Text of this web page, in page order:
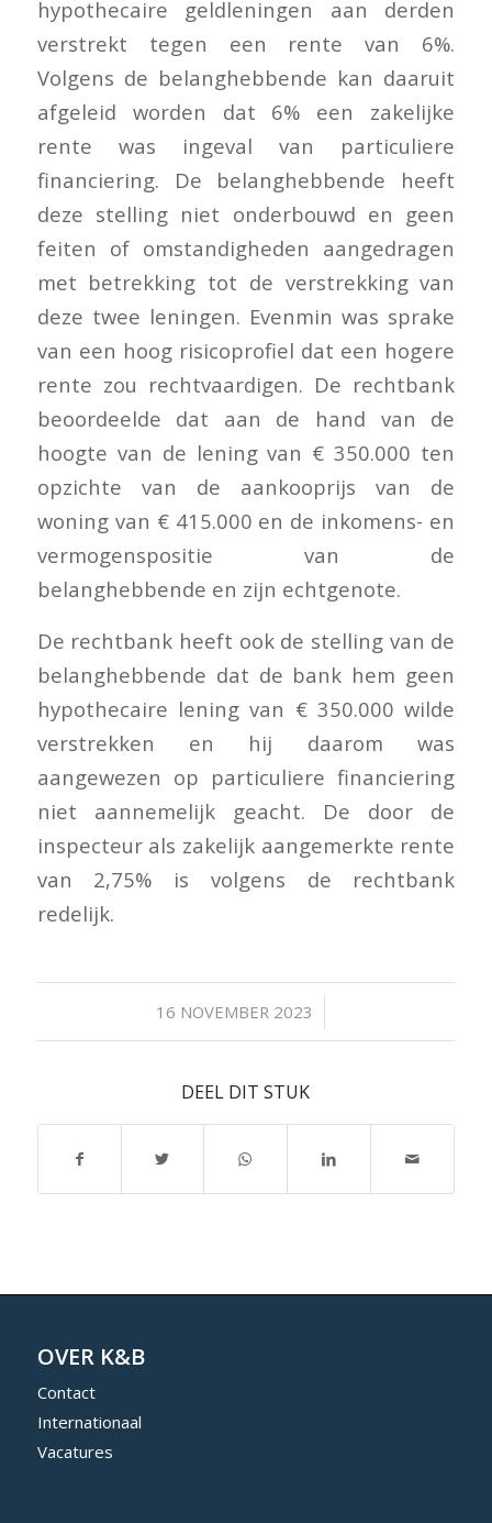
hypothecaire geldleningen aan derden
verstrekt tegen een rente van 6%.
Volgens de belanghebbende kan daaruit
afgeleid worden dat 6% een zakelijke
rente was ingeval van particuliere
financiering. De belanghebbende heeft
deze stelling niet onderbouwd en geen
feiten of omstandigheden aangedragen
met betrekking tot de verstrekking van
deze twee leningen. Evenmin was sprake
van een hoog risicoprofiel dat een hogere
rente zou rechtvaardigen. De rechtbank
beoordeelde dat aan de hand van de
hoogte van de lening van € 350.000 ten
opzichte van de aankooprijs van de
woning van € 415.000 en de inkomens- en
vermogenspositie van de
belanghebbende en zijn echtgenote.
De rechtbank heeft ook de stelling van de
belanghebbende dat de bank hem geen
hypothecaire lening van € 350.000 wilde
verstrekken en hij daarom was
aangewezen op particuliere financiering
niet aannemelijk geacht. De door de
inspecteur als zakelijk aangemerkte rente
van 2,75% is volgens de rechtbank
redelijk.
16 NOVEMBER 2023
/
DEEL DIT STUK
OVER K&B
Contact
Internationaal
Vacatures